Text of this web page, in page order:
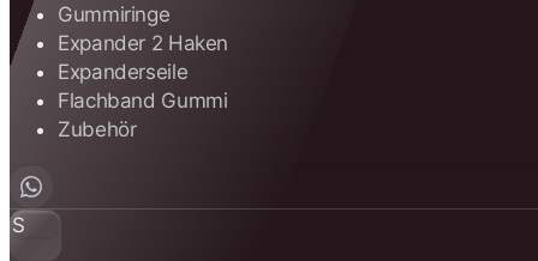
Gummiringe
Expander 2 Haken
Expanderseile
Flachband Gummi
Zubehör
S